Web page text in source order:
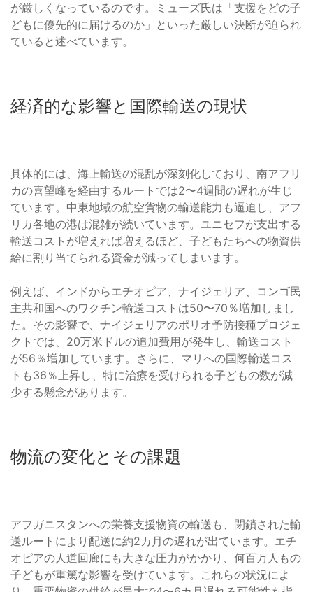
が厳しくなっているのです。ミューズ氏は「支援をどの子
どもに優先的に届けるのか」といった厳しい決断が迫られ
ていると述べています。
経済的な影響と国際輸送の現状
具体的には、海上輸送の混乱が深刻化しており、南アフリ
カの喜望峰を経由するルートでは2〜4週間の遅れが生じ
ています。中東地域の航空貨物の輸送能力も逼迫し、アフ
リカ各地の港は混雑が続いています。ユニセフが支出する
輸送コストが増えれば増えるほど、子どもたちへの物資供
給に割り当てられる資金が減ってしまいます。
例えば、インドからエチオピア、ナイジェリア、コンゴ民
主共和国へのワクチン輸送コストは50〜70％増加しまし
た。その影響で、ナイジェリアのポリオ予防接種プロジェ
クトでは、20万米ドルの追加費用が発生し、輸送コスト
が56％増加しています。さらに、マリへの国際輸送コス
トも36％上昇し、特に治療を受けられる子どもの数が減
少する懸念があります。
物流の変化とその課題
アフガニスタンへの栄養支援物資の輸送も、閉鎖された輸
送ルートにより配送に約2カ月の遅れが出ています。エチ
オピアの人道回廊にも大きな圧力がかかり、何百万人もの
子どもが重篤な影響を受けています。これらの状況によ